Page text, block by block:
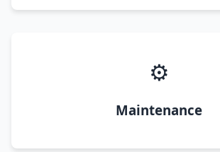
⚙️
Maintenance